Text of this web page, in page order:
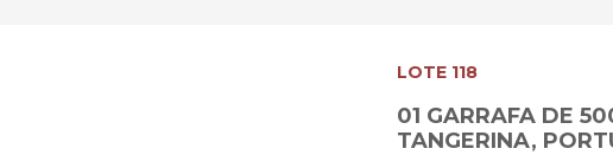
LOTE 118
01 GARRAFA DE
TANGERINA,